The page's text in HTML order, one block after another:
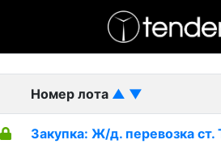
-
Номер лота ▲ ▼
Закупка: Ж/д. перевозка